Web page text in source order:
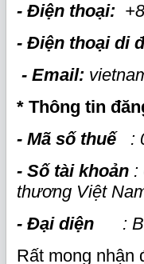
- Điện thoại:
- Điện thoại di
- Email:
* Thông tin
- Mã số thuế
:
- Số tài khoản :
thương Việt
- Đại diện : Bà
Rất mong nhận